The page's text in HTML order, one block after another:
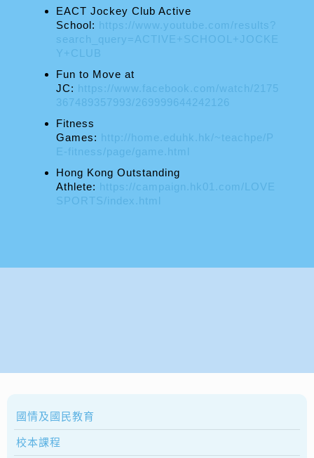
EACT Jockey Club Active
School: https://www.youtube.com/results?
search_query=ACTIVE+SCHOOL+JOCKE
Y+CLUB
Fun to Move at
JC: https://www.facebook.com/watch/2175
367489357993/269999644242126
Fitness
Games: http://home.eduhk.hk/~teachpe/P
E-fitness/page/game.html
Hong Kong Outstanding
Athlete: https://campaign.hk01.com/LOVE
SPORTS/index.html
國情及國民教育
校本課程